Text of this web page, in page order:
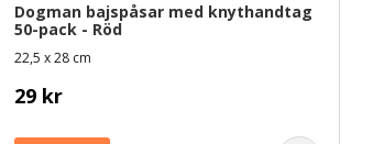
Dogman bajspåsar med knythandtag
50-pack - Röd
22,5 x 28 cm
29 kr